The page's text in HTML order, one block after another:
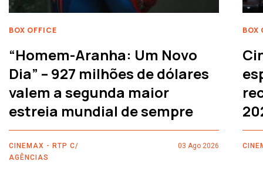
BOX OFFICE
“Homem-Aranha: Um Novo
Dia” – 927 milhões de dólares
valem a segunda maior
estreia mundial de sempre
CINEMAX - RTP C/
AGÊNCIAS
03 Ago 2026
BOX